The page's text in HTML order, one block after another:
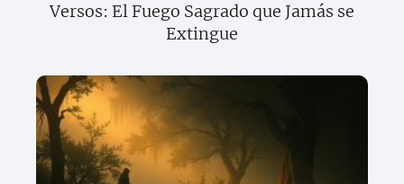
Versos: El Fuego Sagrado que Jamás se
Extingue